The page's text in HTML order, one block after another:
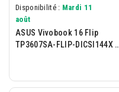
Disponibilité : Mardi 11
août
ASUS Vivobook 16 Flip
TP3607SA-FLIP-DICSI144X -